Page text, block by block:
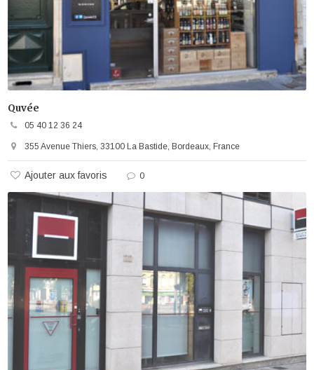
Quvée
05 40 12 36 24
355 Avenue Thiers, 33100 La Bastide, Bordeaux, France
Ajouter aux favoris 0